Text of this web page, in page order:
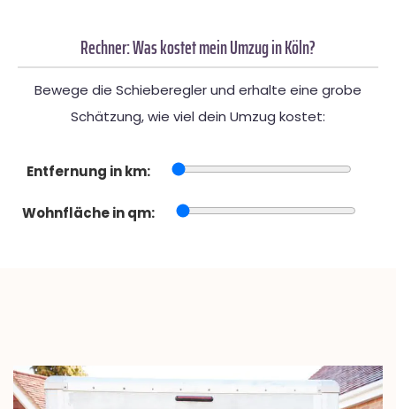
Rechner: Was kostet mein Umzug in Köln?
Bewege die Schieberegler und erhalte eine grobe
Schätzung, wie viel dein Umzug kostet:
Entfernung in km:
Wohnfläche in qm: